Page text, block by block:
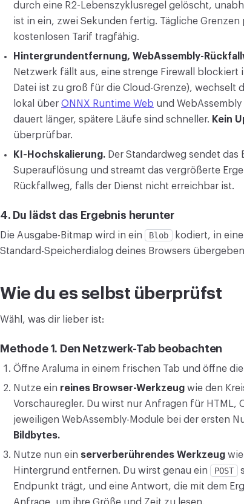
durch eine R2-Lebenszyklusregel gelöscht,
ist in ein, zwei Sekunden fertig. Tägliche
kostenlosen Tarif tragfähig.
Hintergrundentfernung, WebAssembly-
Netzwerk fällt aus, eine strenge Firewall
Datei ist zu groß für die Cloud-Grenze), wechselt
lokal über ONNX Runtime Web und
dauert länger, spätere Läufe sind schneller. Kein
überprüfbar.
KI-Hochskalierung. Der Standardweg sendet
Superauflösung und streamt das vergrößerte
Rückfallweg, falls der Dienst nicht erreichbar ist.
4. Du lädst das Ergebnis herunter
Die Ausgabe-Bitmap wird in ein Blob
kodiert, in
Standard-Speicherdialog deines Browsers
Wie du es selbst überprüfst
Wähl, was dir lieber ist:
Methode 1. Den Netzwerk-Tab beobachten
Öffne Araluma in einem frischen Tab und öffne
Nutze ein reines Browser-Werkzeug wie den
Vorschauregler. Du wirst nur Anfragen für HTML,
jeweiligen WebAssembly-Module bei der ersten
Bildbytes.
Nutze nun ein serverberührendes Werkzeug
Hintergrund entfernen. Du wirst genau ein
POST
Endpunkt trägt, und eine Antwort, die mit dem